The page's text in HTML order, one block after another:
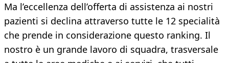
Ma l’eccellenza dell’offerta di assistenza ai nostri
pazienti si declina attraverso tutte le 12 specialità
che prende in considerazione questo ranking. Il
nostro è un grande lavoro di squadra, trasversale